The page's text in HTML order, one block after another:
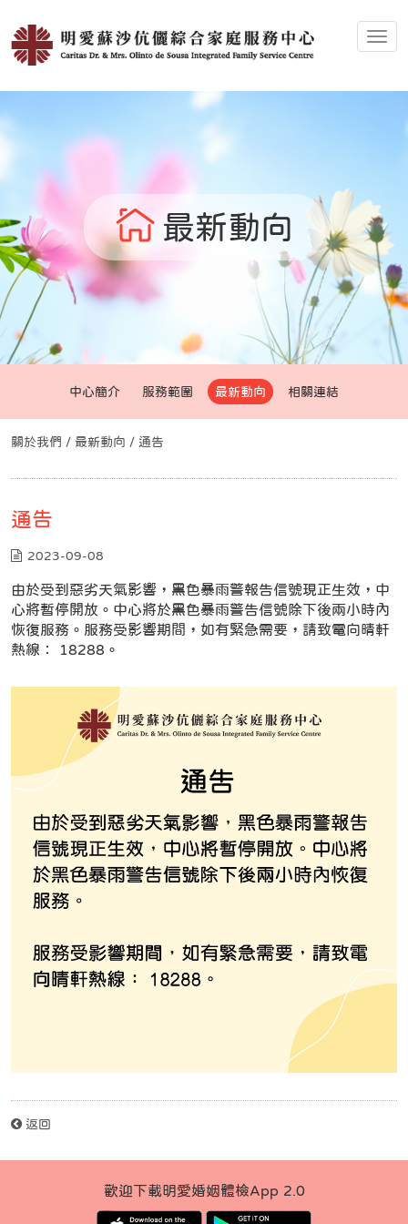
最新動向
中心簡介 服務範圍 最新動向 相關連結
關於我們 / 最新動向 / 通告
通告
2023-09-08
由於受到惡劣天氣影響，黑色暴雨警報告信號現正生效，中
心將暫停開放。中心將於黑色暴雨警告信號除下後兩小時內
恢復服務。服務受影響期間，如有緊急需要，請致電向晴軒
熱線： 18288。
返回
歡迎下載明愛婚姻體檢App 2.0